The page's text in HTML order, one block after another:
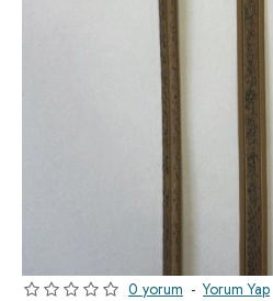
0 yorum - Yorum Yap